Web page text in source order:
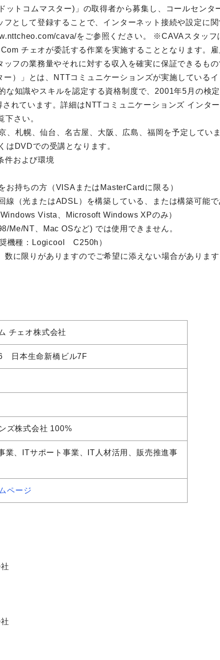
ットコムマスター)」の取得者から募集し、コールセンタ
として登録することで、インターネット接続や設定に
cava/をご参照ください。 ※CAVAスタッ
チェオが委託する作業を実施することとなります。
フの業務量やそれに対する収入を確実に保証できるも
）」とは、NTTコミュニケーションズが実施している
な知識やスキルを認定する資格制度で、2001年5月の検
れています。詳細はNTTコミュニケーションズ インタ
さい。
、札幌、仙台、名古屋、大阪、広島、福岡を予定して
はDVDでの受講となります。
件および環境
お持ちの方（VISAまたはMasterCardに限る）
線（光またはADSL）を構築している、または構築可能
Vista、Microsoft Windows XPのみ）
NT、Mac OSなど) では使用できません。
機種：Logicool C250h）
に限りがありますのでご希望に添えない場合がありま
チェオ株式会社
日本生命新橋ビル7F
ズ株式会社 100%
業、ITサポート事業、IT人材活用、販売推進事
ページ